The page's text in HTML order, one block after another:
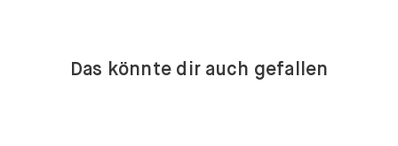
Das könnte dir auch gefallen